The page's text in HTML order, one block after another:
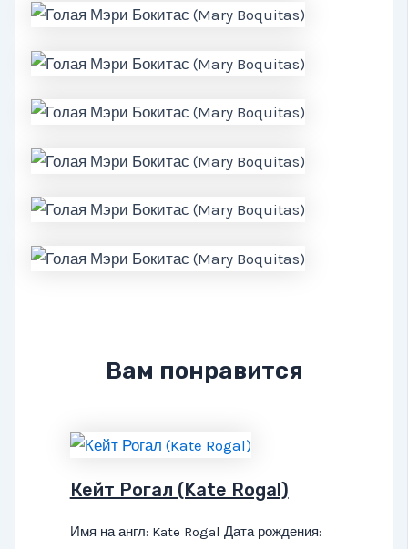
Вам понравится
Кейт Рогал (Kate Rogal)
Имя на англ: Kate Rogal Дата рождения: